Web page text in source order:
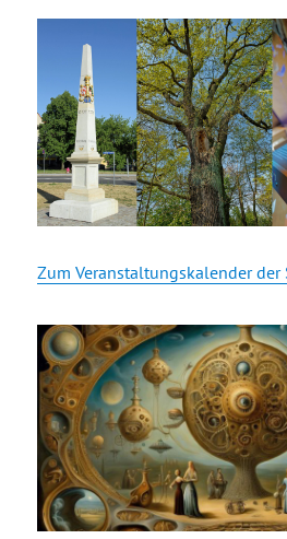
Zum Veranstaltungskalender